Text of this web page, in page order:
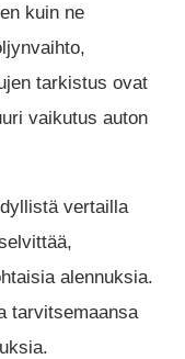
kuin ne
tarkistus ovat
vaikutus auton
vertailla
alennuksia.
tarvitsemaansa